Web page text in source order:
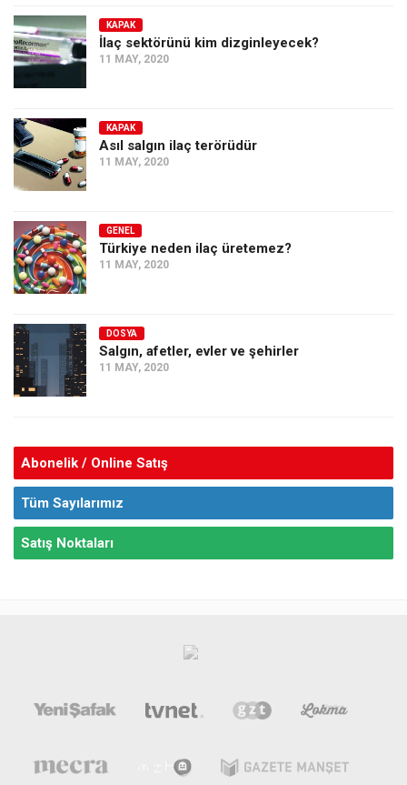
KAPAK
İlaç sektörünü kim dizginleyecek?
11 MAY, 2020
KAPAK
Asıl salgın ilaç terörüdür
11 MAY, 2020
GENEL
Türkiye neden ilaç üretemez?
11 MAY, 2020
DOSYA
Salgın, afetler, evler ve şehirler
11 MAY, 2020
Abonelik / Online Satış
Tüm Sayılarımız
Satış Noktaları